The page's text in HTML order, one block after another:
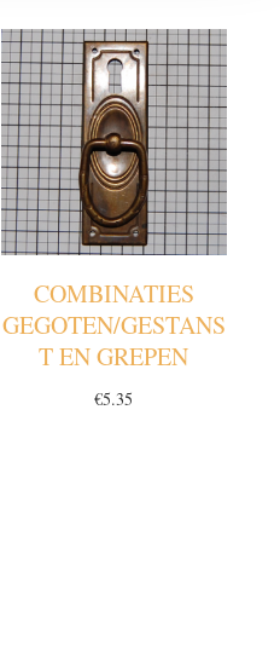
COMBINATIES
GEGOTEN/GESTANS
T EN GREPEN
€5.35